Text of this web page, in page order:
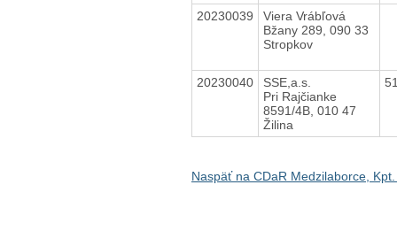
20230039
Viera Vrábľová
Bžany 289, 090 33
Stropkov
20230040
SSE,a.s.
Pri Rajčianke
8591/4B, 010 47
Žilina
Naspäť na CDaR Medzilaborce,